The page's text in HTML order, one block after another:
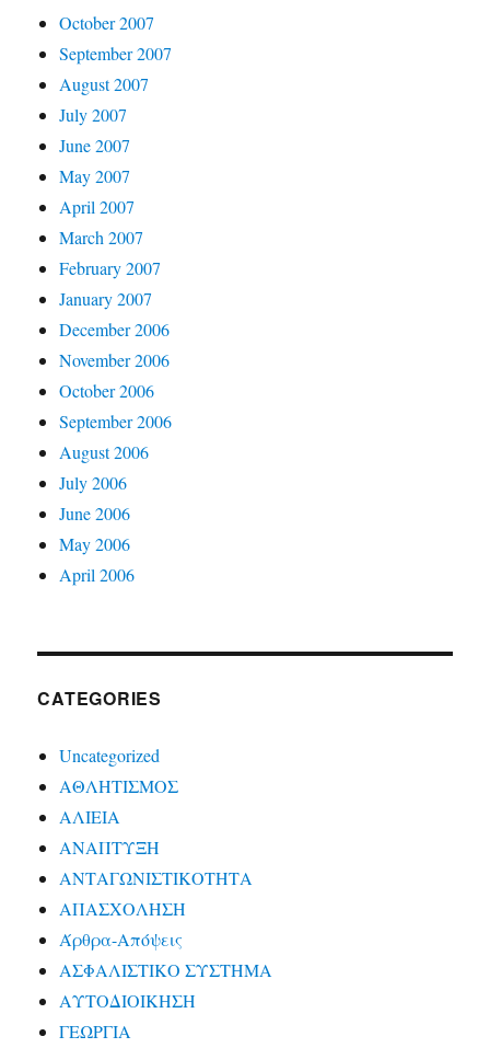
October 2007
September 2007
August 2007
July 2007
June 2007
May 2007
April 2007
March 2007
February 2007
January 2007
December 2006
November 2006
October 2006
September 2006
August 2006
July 2006
June 2006
May 2006
April 2006
CATEGORIES
Uncategorized
ΑΘΛΗΤΙΣΜΟΣ
ΑΛΙΕΙΑ
ΑΝΑΠΤΥΞΗ
ΑΝΤΑΓΩΝΙΣΤΙΚΟΤΗΤΑ
ΑΠΑΣΧΟΛΗΣΗ
Άρθρα-Απόψεις
ΑΣΦΑΛΙΣΤΙΚΟ ΣΥΣΤΗΜΑ
ΑΥΤΟΔΙΟΙΚΗΣΗ
ΓΕΩΡΓΙΑ